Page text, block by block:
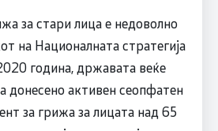
за стари лица е недоволно
на Националната стратегија
година, државата веќе
донесено активен сеопфатен
за грижа за лицата над 65